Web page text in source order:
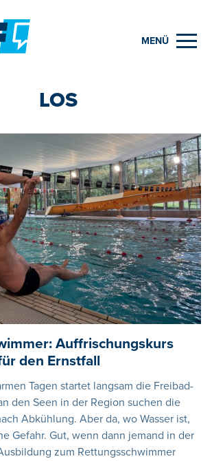
MENÜ
LOS
Auffrischungskurs
den Ernstfall
Tagen startet langsam die Freibad-
den Seen in der Region suchen die
Abkühlung. Aber da, wo Wasser ist,
Gefahr. Gut, wenn dann jemand in der
zum Rettungsschwimmer